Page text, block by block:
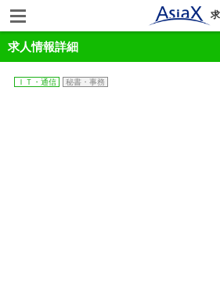
求人情報詳細
ＩＴ・通信 秘書・事務